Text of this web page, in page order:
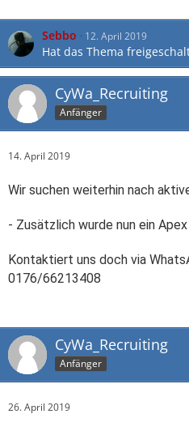
Sebbo 12. April 2019
Hat das Thema
CyWa_Recruiting
Anfänger
14. April 2019
Wir suchen weiterhin nach
- Zusätzlich wurde nun ein
Kontaktiert uns doch via
0176/66213408
CyWa_Recruiting
Anfänger
26. April 2019